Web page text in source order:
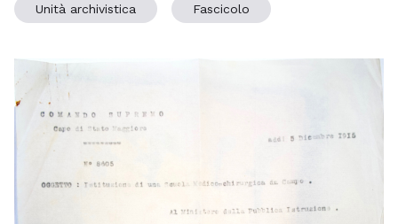
Unità archivistica Fascicolo